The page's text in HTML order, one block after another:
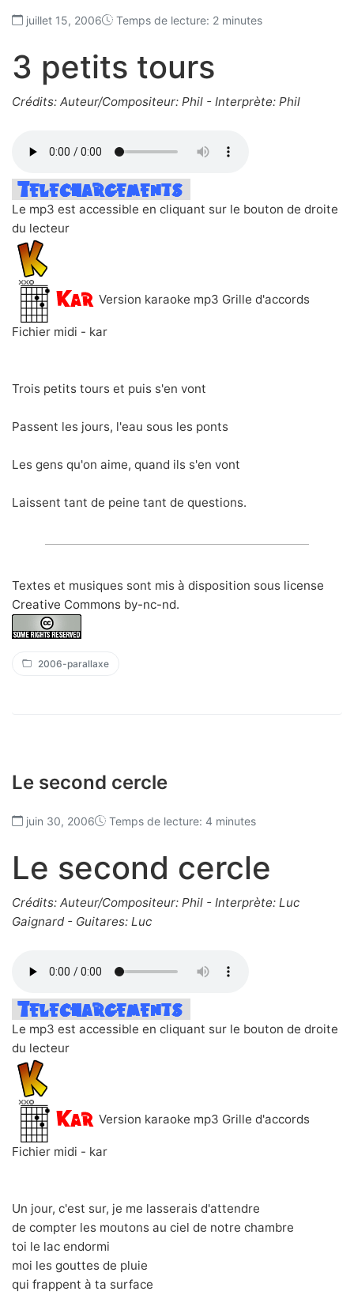
juillet 15, 2006 Temps de lecture: 2 minutes
3 petits tours
Crédits: Auteur/Compositeur: Phil - Interprète: Phil
Le mp3 est accessible en cliquant sur le bouton de droite
du lecteur
Version karaoke mp3 Grille d'accords
Fichier midi - kar
Trois petits tours et puis s'en vont
Passent les jours, l'eau sous les ponts
Les gens qu'on aime, quand ils s'en vont
Laissent tant de peine tant de questions.
Textes et musiques sont mis à disposition sous license
Creative Commons by-nc-nd.
2006-parallaxe
Le second cercle
juin 30, 2006 Temps de lecture: 4 minutes
Le second cercle
Crédits: Auteur/Compositeur: Phil - Interprète: Luc
Gaignard - Guitares: Luc
Le mp3 est accessible en cliquant sur le bouton de droite
du lecteur
Version karaoke mp3 Grille d'accords
Fichier midi - kar
Un jour, c'est sur, je me lasserais d'attendre
de compter les moutons au ciel de notre chambre
toi le lac endormi
moi les gouttes de pluie
qui frappent à ta surface